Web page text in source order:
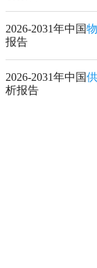
2026-2031年中国
报告
2026-2031年中国
析报告